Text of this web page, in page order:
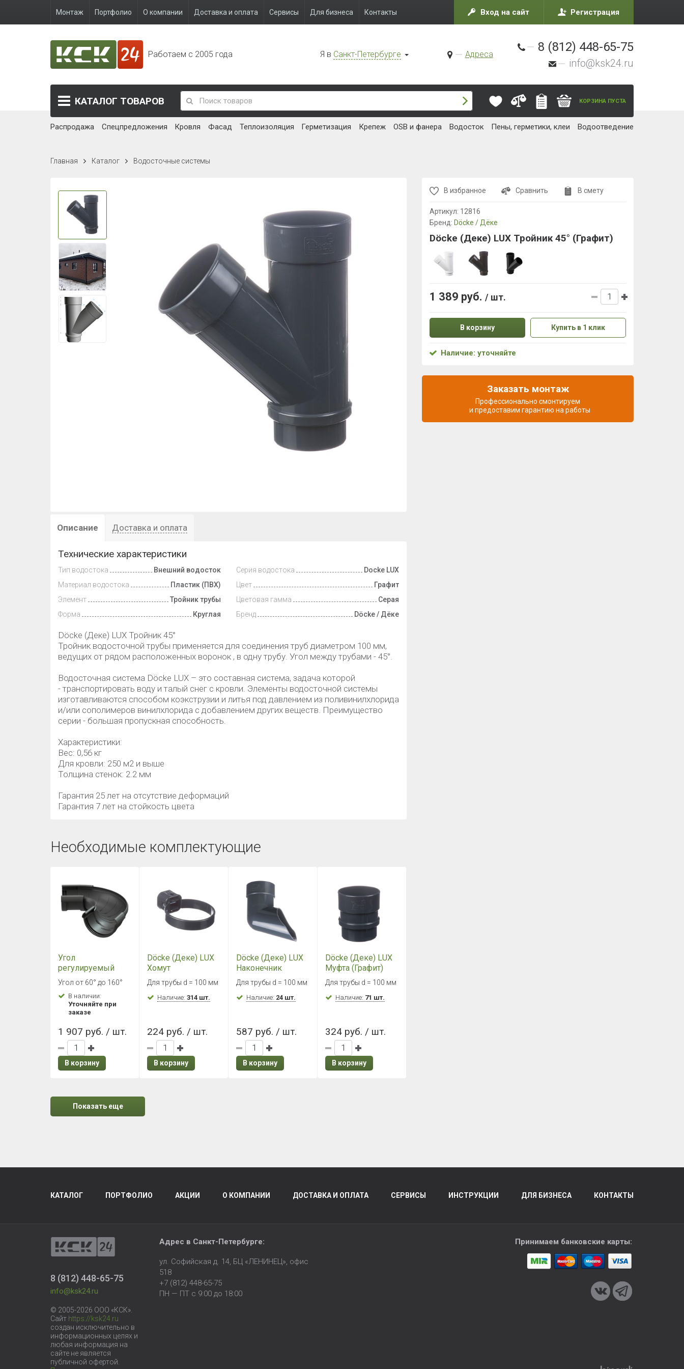
Монтаж Портфолио О компании Доставка и оплата Сервисы Для бизнеса Контакты Вход на сайт Регистрация
Работаем с 2005 года Я в Санкт-Петербурге Адреса
8 (812) 448-65-75
info@ksk24.ru
КАТАЛОГ ТОВАРОВ КОРЗИНА ПУСТА
Распродажа Спецпредложения Кровля Фасад Теплоизоляция Герметизация Крепеж OSB и фанера Водосток Пены, герметики, клеи Водоотведение
Главная Каталог Водосточные системы
Описание Доставка и оплата
Технические характеристики
Тип водостока
Внешний водосток
Материал водостока
Пластик (ПВХ)
Элемент
Тройник трубы
Форма
Круглая
Серия водостока
Docke LUX
Цвет
Графит
Цветовая гамма
Серая
Бренд
Döcke / Дёке
Döcke (Деке) LUX Тройник 45°
Тройник водосточной трубы применяется для соединения труб диаметром 100 мм,
ведущих от рядом расположенных воронок , в одну трубу. Угол между трубами - 45°.
Водосточная система Döcke LUX – это составная система, задача которой
- транспортировать воду и талый снег с кровли. Элементы водосточной системы
изготавливаются способом коэкструзии и литья под давлением из поливинилхлорида
и/или сополимеров винилхлорида с добавлением других веществ. Преимущество
серии - большая пропускная способность.
Характеристики:
Вес: 0,56 кг
Для кровли: 250 м2 и выше
Толщина стенок: 2.2 мм
Гарантия 25 лет на отсутствие деформаций
Гарантия 7 лет на стойкость цвета
Необходимые комплектующие
Угол
регулируемый
Döcke LUX
60°-160° Графит
Угол от 60° до 160°
В наличии:
Уточняйте при
заказе
1 907 руб. / шт.
В корзину
Döcke (Деке) LUX
Хомут
универсальный
(Графит)
Для трубы d = 100 мм
Наличие:314 шт.
224 руб. / шт.
В корзину
Döcke (Деке) LUX
Наконечник
(Графит)
Для трубы d = 100 мм
Наличие: 24 шт.
587 руб. / шт.
В корзину
Döcke (Деке) LUX
Муфта (Графит)
Для трубы d = 100 мм
Наличие: 71 шт.
324 руб. / шт.
В корзину
Показать еще
В избранное Сравнить В смету
Артикул: 12816
Бренд: Döcke / Дёке
Döcke (Деке) LUX Тройник 45° (Графит)
1 389 руб. / шт.
В корзину Купить в 1 клик
Наличие: уточняйте
Заказать монтаж
Профессионально смонтируем
и предоставим гарантию на работы
КАТАЛОГ ПОРТФОЛИО АКЦИИ О КОМПАНИИ ДОСТАВКА И ОПЛАТА СЕРВИСЫ ИНСТРУКЦИИ ДЛЯ БИЗНЕСА КОНТАКТЫ
8 (812) 448-65-75
info@ksk24.ru
© 2005-2026 ООО «КСК».
Сайт https://ksk24.ru
создан исключительно в
информационных целях и
любая информация на
сайте не является
публичной офертой.
Адрес в Санкт-Петербурге:
ул. Софийская д. 14, БЦ «ЛЕНИНЕЦ», офис
518
+7 (812) 448-65-75
ПН — ПТ с 9:00 до 18:00
Принимаем банковские карты: